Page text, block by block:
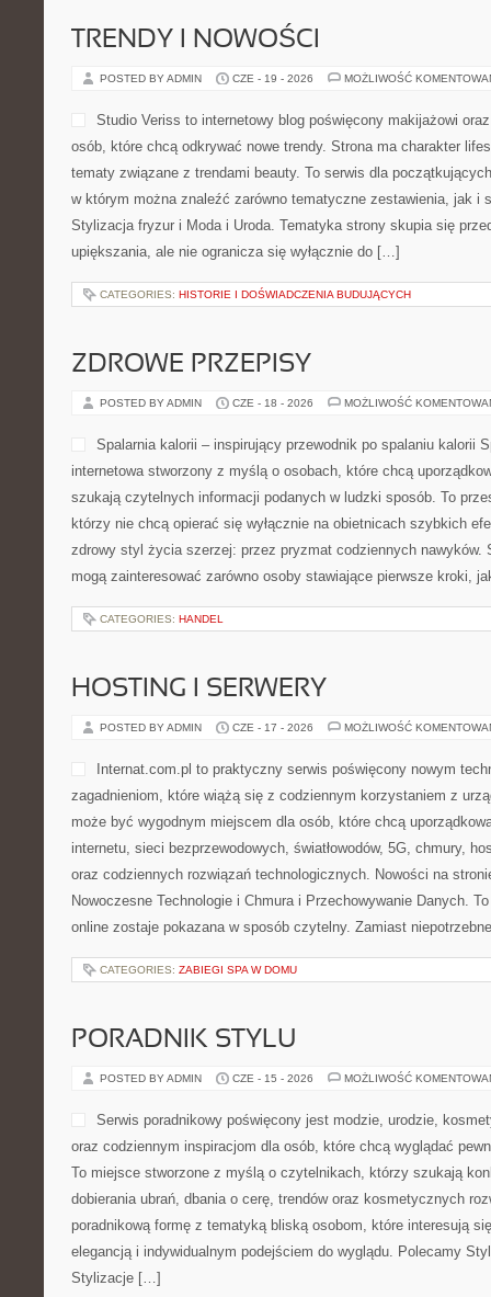
TRENDY I NOWOŚCI
POSTED BY ADMIN CZE - 19 - 2026 MOŻLIWOŚĆ
Studio Veriss to internetowy blog poświęcony makijażowi
osób, które chcą odkrywać nowe trendy. Strona ma charakter
tematy związane z trendami beauty. To serwis dla
w którym można znaleźć zarówno tematyczne zestawienia, jak i
Stylizacja fryzur i Moda i Uroda. Tematyka strony skupia się
upiększania, ale nie ogranicza się wyłącznie do […]
CATEGORIES: HISTORIE I DOŚWIADCZENIA BUDUJĄCYCH
ZDROWE PRZEPISY
POSTED BY ADMIN CZE - 18 - 2026 MOŻLIWOŚĆ
Spalarnia kalorii – inspirujący przewodnik po spalaniu kalorii
internetowa stworzony z myślą o osobach, które chcą
szukają czytelnych informacji podanych w ludzki sposób. To
którzy nie chcą opierać się wyłącznie na obietnicach szybkich
zdrowy styl życia szerzej: przez pryzmat codziennych nawyków.
mogą zainteresować zarówno osoby stawiające pierwsze kroki,
CATEGORIES: HANDEL
HOSTING I SERWERY
POSTED BY ADMIN CZE - 17 - 2026 MOŻLIWOŚĆ
Internat.com.pl to praktyczny serwis poświęcony nowym
zagadnieniom, które wiążą się z codziennym korzystaniem z
może być wygodnym miejscem dla osób, które chcą
internetu, sieci bezprzewodowych, światłowodów, 5G, chmury,
oraz codziennych rozwiązań technologicznych. Nowości na
Nowoczesne Technologie i Chmura i Przechowywanie Danych.
online zostaje pokazana w sposób czytelny. Zamiast
CATEGORIES: ZABIEGI SPA W DOMU
PORADNIK STYLU
POSTED BY ADMIN CZE - 15 - 2026 MOŻLIWOŚĆ
Serwis poradnikowy poświęcony jest modzie, urodzie,
oraz codziennym inspiracjom dla osób, które chcą wyglądać
To miejsce stworzone z myślą o czytelnikach, którzy szukają
dobierania ubrań, dbania o cerę, trendów oraz kosmetycznych
poradnikową formę z tematyką bliską osobom, które interesują
elegancją i indywidualnym podejściem do wyglądu. Polecamy
Stylizacje […]